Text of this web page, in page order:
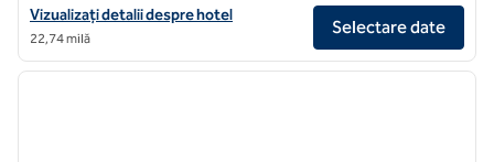
Vizualizați detaliile hotelului DoubleTree by Hilton London Kingston
Vizualizați detalii despre hotel
22,74 milă
Selectare date
1/10
1 din 10